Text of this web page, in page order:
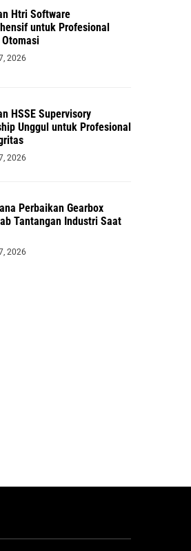
Htri Software
untuk Profesional
2026
HSSE Supervisory
Unggul untuk Profesional
2026
Perbaikan Gearbox
Tantangan Industri Saat
2026